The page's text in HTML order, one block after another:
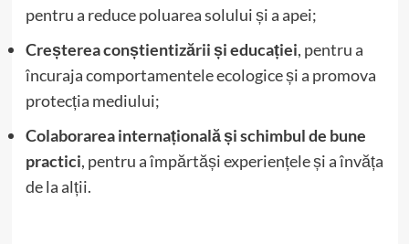
pentru a reduce poluarea solului și a apei;
Creșterea conștientizării și educației, pentru a
încuraja comportamentele ecologice și a promova
protecția mediului;
Colaborarea internațională și schimbul de bune
practici, pentru a împărtăși experiențele și a învăța
de la alții.